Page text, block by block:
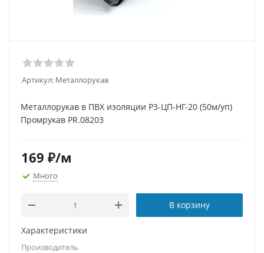
Артикул: Металлорукав
Металлорукав в ПВХ изоляции Р3-ЦП-НГ-20 (50м/уп)
Промрукав PR.08203
169 ₽/м
Много
В корзину
Характеристики
Производитель